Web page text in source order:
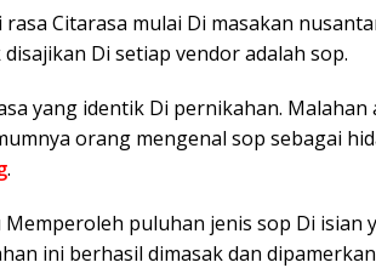
Citarasa mulai Di masakan
Di setiap vendor adalah sop.
yang identik Di pernikahan. Malahan
orang mengenal sop sebagai
.
puluhan jenis sop Di isian
ini berhasil dimasak dan